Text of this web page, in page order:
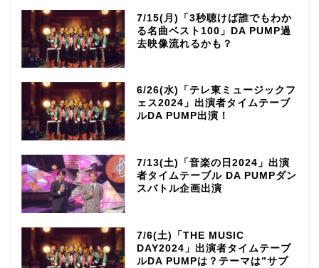
7/15(月)「3秒聴けば誰でもわか
る名曲ベスト100」DA PUMP過
去映像流れるかも？
6/26(水)「テレ東ミュージックフ
ェス2024」出演者タイムテーブ
ルDA PUMP出演！
7/13(土)「音楽の日2024」出演
者タイムテーブル DA PUMPダン
スバトル企画出演
7/6(土)「THE MUSIC
DAY2024」出演者タイムテーブ
ルDA PUMPは？テーマは”サプ